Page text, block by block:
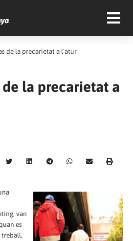
de la precarietat a l’atur
de la precarietat a
van
es
treball,